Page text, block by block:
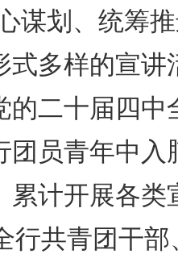
谋划、统筹
式多样的宣讲
的二十届四中
团员青年中入
累计开展各类
行共青团干部